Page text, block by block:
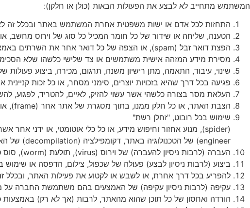
המשתמש מתחייב לא לבצע את הפעולות הבאות (כולן או חלקן):
התחזות לכל אדם או ישות משפטית אחרת המשתמש באתר ובכלל זה
הטענה, שליחה או שידור של כל חומר המכיל כל סוג של וירוס מחשב, או
הפצת דואר זבל (spam), או הצפה של כל דואר אחר את השרתים
מסירת מידע המזהה אישית משתמשים או צד שלישי כלשהו שלא
שינוי, עיבוד, התאמה, מתן רישיון משנה, תרגום, מכירה, ביצוע פעולות
פגיעה בכל דרך שהיא בזכויות יוצרים, סימני מסחר, או כל זכות קניינית
העלאת מסר בצורה כלשהי אשר עשוי להזיק, לאיים, להטריד, לפגוע,
הצבת האתר, או כל חלק ממנו, בתוך מסגרת של אתר אחר (frame), או
שימוש בכל רובוט, "זחלן רשת"
(spider),
מנוע אחזור וחיפוש מידע, או כל כלי אוטומטי, או ידני אחר
engineer) של הטכנולוגיה באתר, דקומפילציה (decompilation) של
העברה (לרבות ניסיון להעברה) של וירוס (virus), תולעת (worm), סוס
ביצוע (לרבות ניסיון לבצע) פעולה של שכפול, צילום, הדפסה או שימוש
להפריע בכל דרך אחרת, או לשבש או לקטוע את פעילות האתר, ובכלל
עקיפה (לרבות ניסיון עקיפה) של האמצעים בהם משתמשת החברה על
הורדה ואחסון של כל תוכן שהוא מהאתר, לרבות (אך לא רק) באמצעות